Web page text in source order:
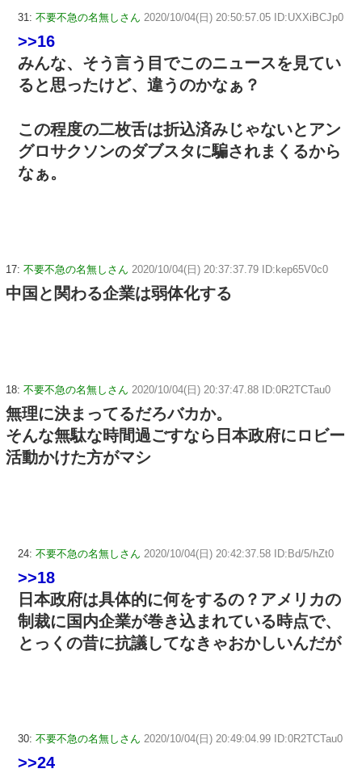
31: 不要不急の名無しさん 2020/10/04(日) 20:50:57.05 ID:UXXiBCJp0
>>16
みんな、そう言う目でこのニュースを見てい
ると思ったけど、違うのかなぁ？
この程度の二枚舌は折込済みじゃないとアン
グロサクソンのダブスタに騙されまくるから
なぁ。
17: 不要不急の名無しさん 2020/10/04(日) 20:37:37.79 ID:kep65V0c0
中国と関わる企業は弱体化する
18: 不要不急の名無しさん 2020/10/04(日) 20:37:47.88 ID:0R2TCTau0
無理に決まってるだろバカか。
そんな無駄な時間過ごすなら日本政府にロビー
活動かけた方がマシ
24: 不要不急の名無しさん 2020/10/04(日) 20:42:37.58 ID:Bd/5/hZt0
>>18
日本政府は具体的に何をするの？アメリカの
制裁に国内企業が巻き込まれている時点で、
とっくの昔に抗議してなきゃおかしいんだが
30: 不要不急の名無しさん 2020/10/04(日) 20:49:04.99 ID:0R2TCTau0
>>24